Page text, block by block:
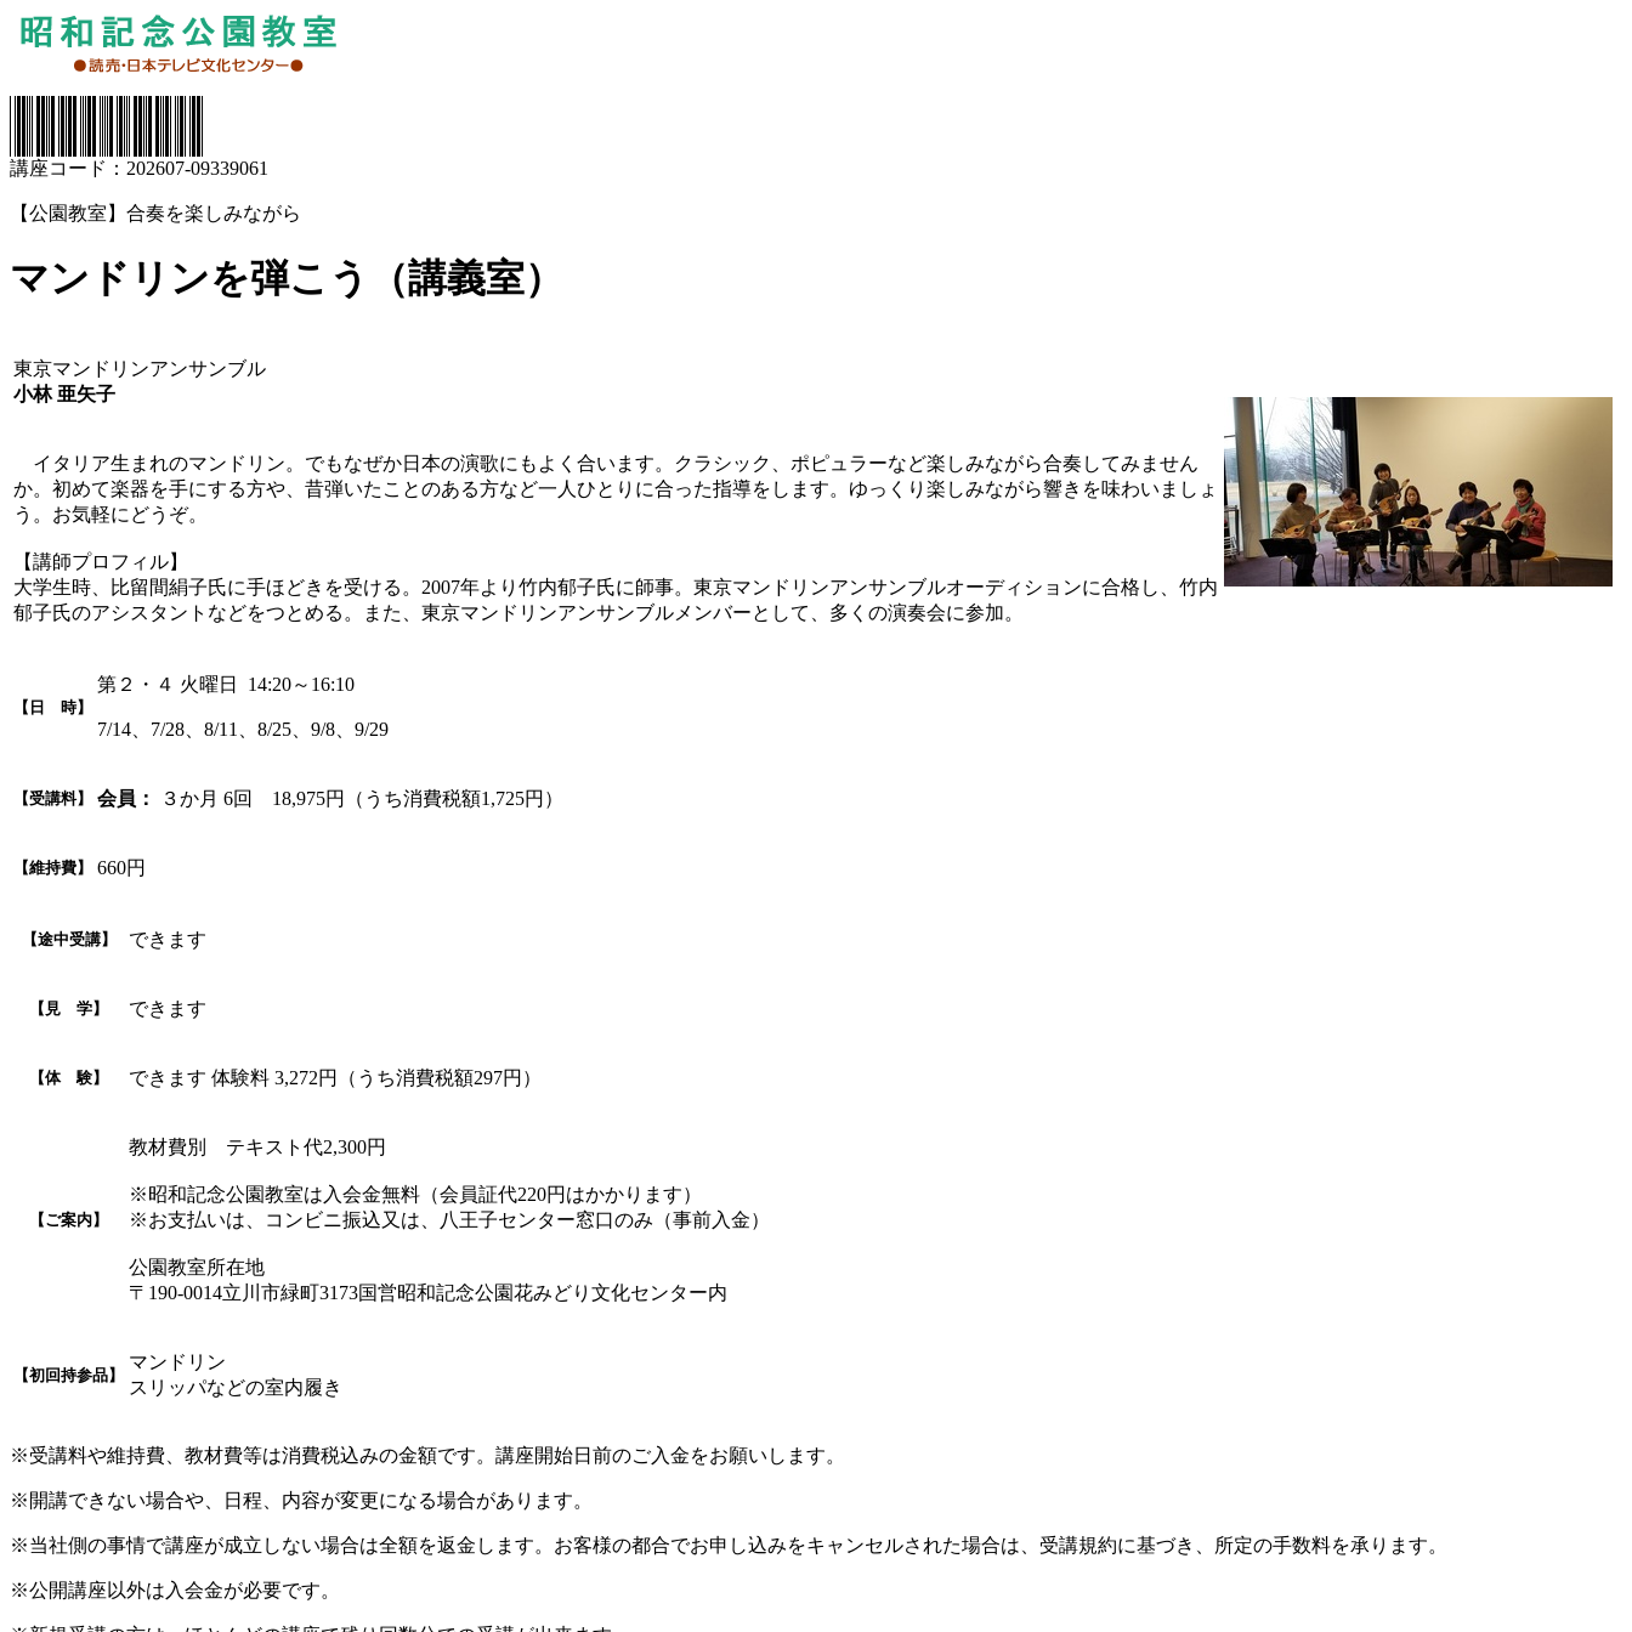
講座コード：202607-09339061
【公園教室】合奏を楽しみながら
マンドリンを弾こう（講義室）
東京マンドリンアンサンブル
小林 亜矢子
イタリア生まれのマンドリン。でもなぜか日本の演歌にもよく合います。クラシック、ポピュラーなど楽しみながら合奏してみません
か。初めて楽器を手にする方や、昔弾いたことのある方など一人ひとりに合った指導をします。ゆっくり楽しみながら響きを味わいましょ
う。お気軽にどうぞ。
【講師プロフィル】
大学生時、比留間絹子氏に手ほどきを受ける。2007年より竹内郁子氏に師事。東京マンドリンアンサンブルオーディションに合格し、竹内
郁子氏のアシスタントなどをつとめる。また、東京マンドリンアンサンブルメンバーとして、多くの演奏会に参加。
【日 時】
第２・４ 火曜日 14:20～16:10
7/14、7/28、8/11、8/25、9/8、9/29
【受講料】 会員： ３か月 6回 18,975円（うち消費税額1,725円）
【維持費】 660円
【途中受講】 できます
【見 学】 できます
【体 験】 できます 体験料 3,272円（うち消費税額297円）
【ご案内】
教材費別 テキスト代2,300円
※昭和記念公園教室は入会金無料（会員証代220円はかかります）
※お支払いは、コンビニ振込又は、八王子センター窓口のみ（事前入金）
公園教室所在地
〒190-0014立川市緑町3173国営昭和記念公園花みどり文化センター内
【初回持参品】
マンドリン
スリッパなどの室内履き
※受講料や維持費、教材費等は消費税込みの金額です。講座開始日前のご入金をお願いします。
※開講できない場合や、日程、内容が変更になる場合があります。
※当社側の事情で講座が成立しない場合は全額を返金します。お客様の都合でお申し込みをキャンセルされた場合は、受講規約に基づき、所定の手数料を承ります。
※公開講座以外は入会金が必要です。